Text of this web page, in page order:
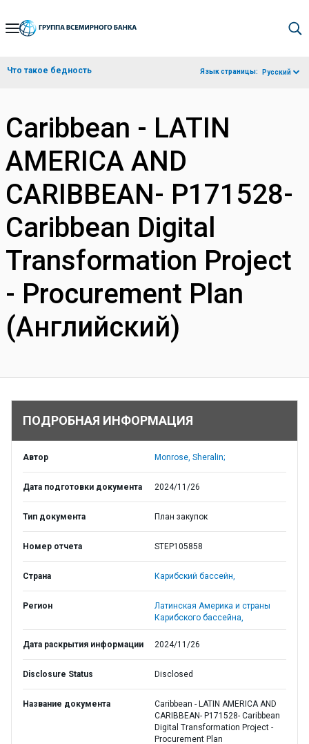
Skip
Navigation
Что такое бедность Язык страницы: Русский
Caribbean - LATIN
AMERICA AND
CARIBBEAN- P171528-
Caribbean Digital
Transformation Project
- Procurement Plan
(Английский)
ПОДРОБНАЯ ИНФОРМАЦИЯ
Автор Monrose, Sheralin;
Дата подготовки документа 2024/11/26
Тип документа План закупок
Номер отчета STEP105858
Страна Карибский бассейн,
Регион
Латинская Америка и страны
Карибского бассейна,
Дата раскрытия информации 2024/11/26
Disclosure Status Disclosed
Название документа
Caribbean - LATIN AMERICA AND
CARIBBEAN- P171528- Caribbean
Digital Transformation Project -
Procurement Plan